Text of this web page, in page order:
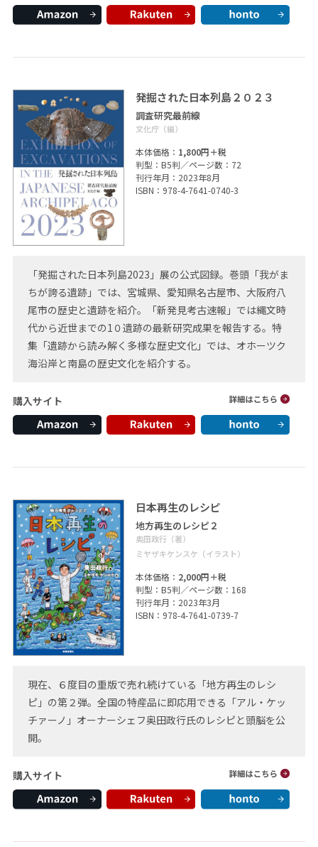
発掘された日本列島２０２３
調査研究最前線
文化庁（編）
本体価格： 1,800円＋税
判型：B5判／ページ数：72
刊行年月：2023年8月
ISBN：978-4-7641-0740-3
「発掘された日本列島2023」展の公式図録。巻頭「我がま
ちが誇る遺跡」では、宮城県、愛知県名古屋市、大阪府八
尾市の歴史と遺跡を紹介。「新発見考古速報」では縄文時
代から近世までの1０遺跡の最新研究成果を報告する。特
集「遺跡から読み解く多様な歴史文化」では、オホーツク
海沿岸と南島の歴史文化を紹介する。
購入サイト
日本再生のレシピ
地方再生のレシピ２
奥田政行（著）
ミヤザキケンスケ（イラスト）
本体価格： 2,000円＋税
判型：B5判／ページ数：168
刊行年月：2023年3月
ISBN：978-4-7641-0739-7
現在、６度目の重版で売れ続けている「地方再生のレシ
ピ」の第２弾。全国の特産品に即応用できる「アル・ケッ
チァーノ」オーナーシェフ奥田政行氏のレシピと頭脳を公
開。
購入サイト